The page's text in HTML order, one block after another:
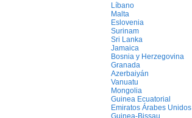
Líbano
Malta
Eslovenia
Surinam
Sri Lanka
Jamaica
Bosnia y Herzegovina
Granada
Azerbaiyán
Vanuatu
Mongolia
Guinea Ecuatorial
Emiratos Árabes Unidos
Guinea-Bissau